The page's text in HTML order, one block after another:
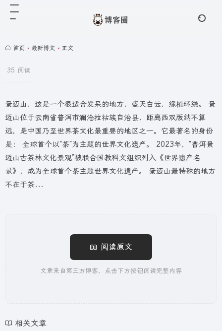
首页 • 最新博文 • 正文
35 阅读
景迈山，这是一个很适合发呆的地方，蓝天白云，绿植环绕。 景
迈山位于云南省普洱市澜沧拉祜族自治县，距离西双版纳不算
远，是中国乃至世界茶文化最重要的地区之一。它最著名的身份
是： 全球首个以“茶”为主题的世界文化遗产。 2023年，“普洱景
迈山古茶林文化景观”被联合国教科文组织列入《世界遗产名
录》，成为全球首个茶主题世界文化遗产。 景迈山最特殊的地方
不在于茶...
📖 阅读原文
文章来自第三方博客，点击下方按钮阅读完整内容
相关文章